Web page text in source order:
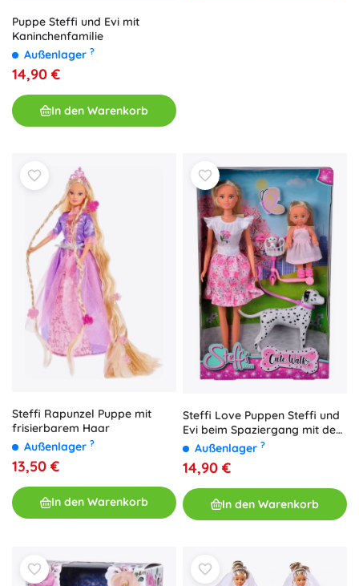
Puppe Steffi und Evi mit
Kaninchenfamilie
Außenlager ?
14,90 €
In den Warenkorb
Steffi Rapunzel Puppe mit
frisierbarem Haar
Außenlager ?
13,50 €
In den Warenkorb
Steffi Love Puppen Steffi und
Evi beim Spaziergang mit dem
Hund
Außenlager ?
14,90 €
In den Warenkorb